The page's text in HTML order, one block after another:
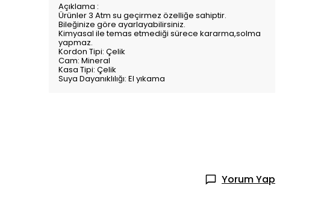
Açıklama :
Ürünler 3 Atm su geçirmez özelliğe sahiptir.
Bileğinize göre ayarlayabilirsiniz.
Kimyasal ile temas etmediği sürece kararma,solma
yapmaz.
Kordon Tipi: Çelik
Cam: Mineral
Kasa Tipi: Çelik
Suya Dayanıklılığı: El yıkama
Yorum Yap